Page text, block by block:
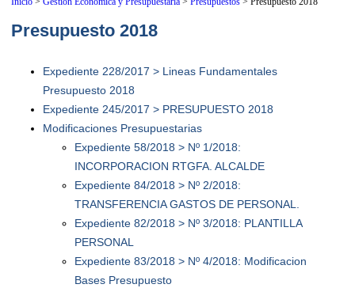
Presupuesto 2018
Expediente 228/2017 > Lineas Fundamentales
Presupuesto 2018
Expediente 245/2017 > PRESUPUESTO 2018
Modificaciones Presupuestarias
Expediente 58/2018 > Nº 1/2018:
INCORPORACION RTGFA. ALCALDE
Expediente 84/2018 > Nº 2/2018:
TRANSFERENCIA GASTOS DE PERSONAL.
Expediente 82/2018 > Nº 3/2018: PLANTILLA
PERSONAL
Expediente 83/2018 > Nº 4/2018: Modificacion
Bases Presupuesto